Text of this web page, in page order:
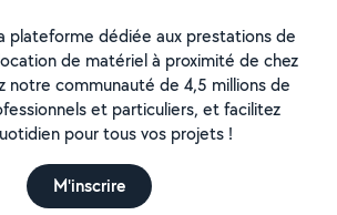
plateforme dédiée aux prestations de
de matériel à proximité de chez
notre communauté de 4,5 millions de
et particuliers, et facilitez
pour tous vos projets !
M'inscrire